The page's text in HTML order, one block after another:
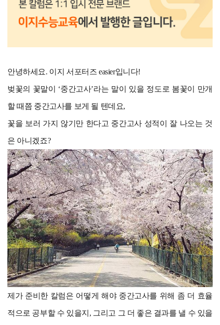
안녕하세요. 이지 서포터즈 easier입니다!
벚꽃의 꽃말이 ‘중간고사’라는 말이 있을 정도로 봄꽃이 만개
할 때쯤 중간고사를 보게 될 텐데요,
꽃을 보러 가지 않기만 한다고 중간고사 성적이 잘 나오는 것
은 아니겠죠?
제가 준비한 칼럼은 어떻게 해야 중간고사를 위해 좀 더 효율
적으로 공부할 수 있을지, 그리고 그 더 좋은 결과를 낼 수 있을